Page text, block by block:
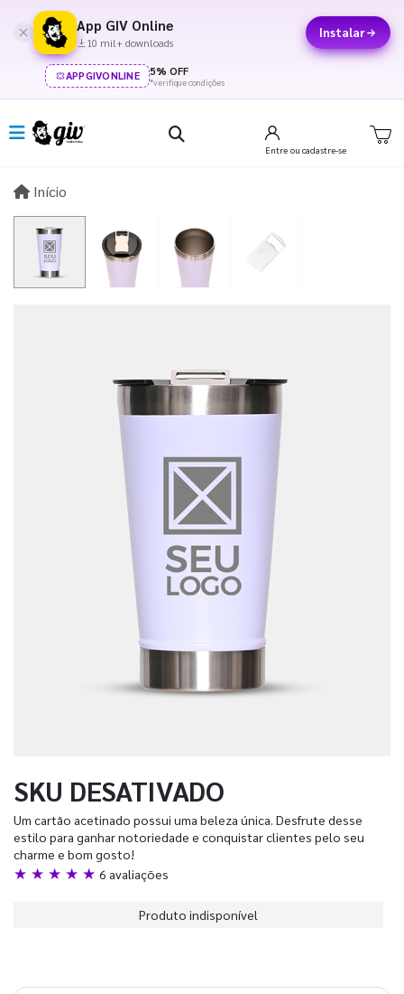
App GIV Online
10 mil+ downloads
Instalar
APPGIVONLINE 5% OFF
*verifique condições
Entre ou cadastre-se
Início
SKU DESATIVADO
Um cartão acetinado possui uma beleza única. Desfrute desse
estilo para ganhar notoriedade e conquistar clientes pelo seu
charme e bom gosto!
★ ★ ★ ★ ★ 6 avaliações
Produto indisponível